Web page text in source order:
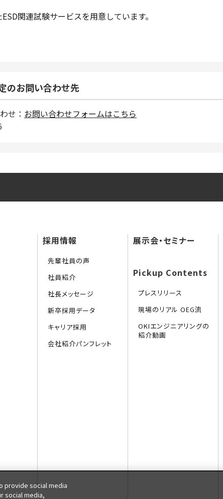
関連試験サービスを用意しています。
のお問い合わせ先
せ： お問い合わせフォームはこちら
採用情報
先輩社員の声
社員紹介
社長メッセージ
新卒採用データ
キャリア採用
会社紹介パンフレット
展示会・セミナー
Pickup Contents
プレスリリース
現場のリアル OEG流
OKIエンジニアリングの
紹介動画
provide social media
social media,